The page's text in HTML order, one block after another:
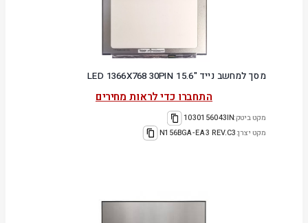
מסך למחשב נייד "15.6 LED 1366X768 30PIN
התחברו כדי לראות מחירים
מקט ביטק:1030156043IN
מקט יצרן:N156BGA-EA3 REV.C3